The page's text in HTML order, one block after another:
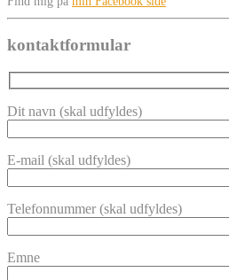
kontaktformular
Dit navn (skal udfyldes)
E-mail (skal udfyldes)
Telefonnummer (skal udfyldes)
Emne